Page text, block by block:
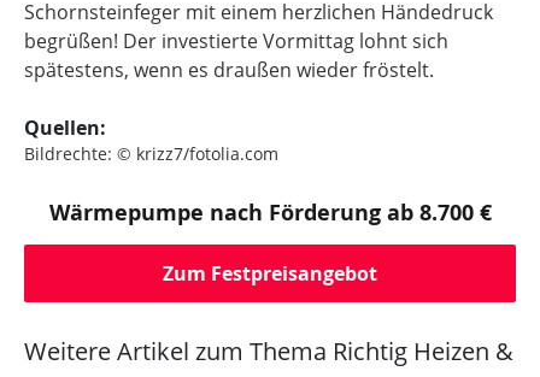
Schornsteinfeger mit einem herzlichen Händedruck
begrüßen! Der investierte Vormittag lohnt sich
spätestens, wenn es draußen wieder fröstelt.
Quellen:
Bildrechte: © krizz7/fotolia.com
Wärmepumpe nach Förderung ab 8.700 €
Zum Festpreisangebot
Weitere Artikel zum Thema Richtig Heizen &